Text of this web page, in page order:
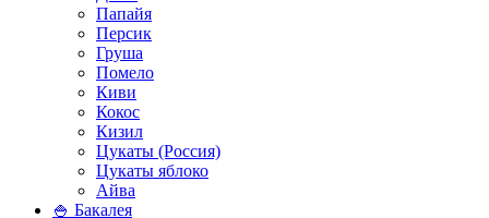
Папайя
Персик
Груша
Помело
Киви
Кокос
Кизил
Цукаты (Россия)
Цукаты яблоко
Айва
🍚 Бакалея